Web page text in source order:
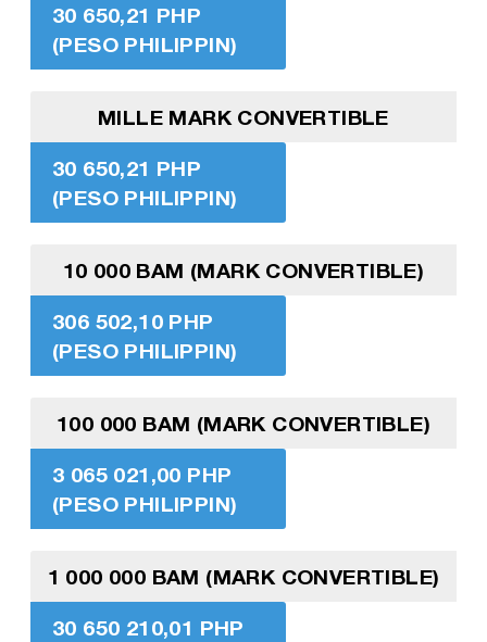
30 650,21 PHP
(PESO PHILIPPIN)
MILLE MARK CONVERTIBLE
30 650,21 PHP
(PESO PHILIPPIN)
10 000 BAM (MARK CONVERTIBLE)
306 502,10 PHP
(PESO PHILIPPIN)
100 000 BAM (MARK CONVERTIBLE)
3 065 021,00 PHP
(PESO PHILIPPIN)
1 000 000 BAM (MARK CONVERTIBLE)
30 650 210,01 PHP